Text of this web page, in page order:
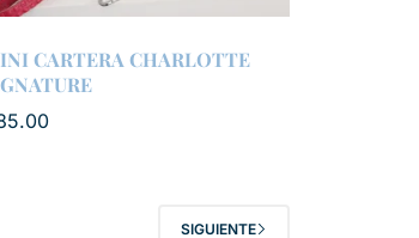
CARTERA CHARLOTTE
SIGUIENTE